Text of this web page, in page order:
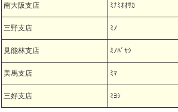
南大阪支店 ﾐﾅﾐｵｵｻｶ
三野支店 ﾐﾉ
見能林支店 ﾐﾉﾊﾞﾔｼ
美馬支店 ﾐﾏ
三好支店 ﾐﾖｼ